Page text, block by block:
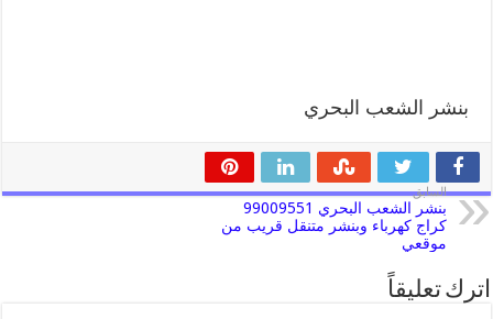
بنشر الشعب البحري
السابق
بنشر الشعب البحري 99009551
كراج كهرباء وبنشر متنقل قريب من
موقعي
اترك تعليقاً